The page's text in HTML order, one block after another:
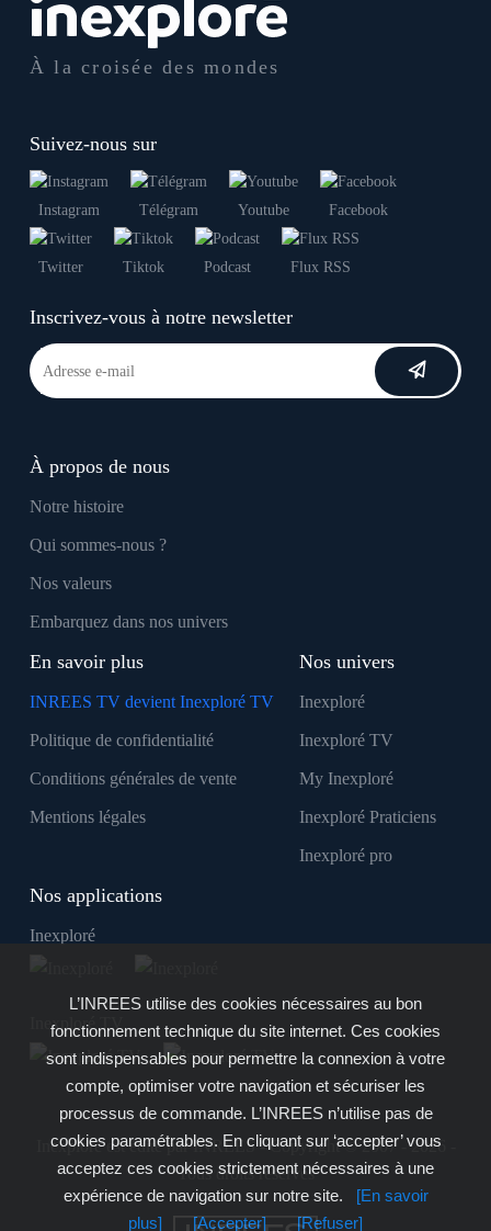
À la croisée des mondes
Suivez-nous sur
Instagram Télégram Youtube Facebook
Twitter Tiktok Podcast Flux RSS
Inscrivez-vous à notre newsletter
À propos de nous
Notre histoire
Qui sommes-nous ?
Nos valeurs
Embarquez dans nos univers
En savoir plus
INREES TV devient Inexploré TV
Politique de confidentialité
Conditions générales de vente
Mentions légales
Nos univers
Inexploré
Inexploré TV
My Inexploré
Inexploré Praticiens
Inexploré pro
Nos applications
Inexploré
Inexploré TV
Inexploré est édité par INREES - Copyright © 2007 - 2026 -
Tous droits réservés
L’INREES utilise des cookies nécessaires au bon
fonctionnement technique du site internet. Ces cookies
sont indispensables pour permettre la connexion à votre
compte, optimiser votre navigation et sécuriser les
processus de commande. L’INREES n’utilise pas de
cookies paramétrables. En cliquant sur ‘accepter’ vous
acceptez ces cookies strictement nécessaires à une
expérience de navigation sur notre site.
[En savoir
plus]
[Accepter] [Refuser]